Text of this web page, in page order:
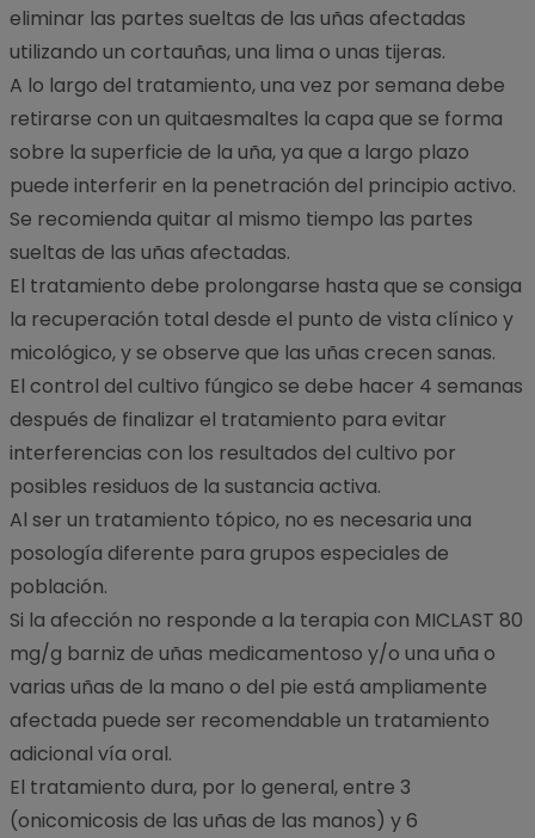
eliminar las partes sueltas de las uñas afectadas
utilizando un cortauñas, una lima o unas tijeras.
A lo largo del tratamiento, una vez por semana debe
retirarse con un quitaesmaltes la capa que se forma
sobre la superficie de la uña, ya que a largo plazo
puede interferir en la penetración del principio activo.
Se recomienda quitar al mismo tiempo las partes
sueltas de las uñas afectadas.
El tratamiento debe prolongarse hasta que se consiga
la recuperación total desde el punto de vista clínico y
micológico, y se observe que las uñas crecen sanas.
El control del cultivo fúngico se debe hacer 4 semanas
después de finalizar el tratamiento para evitar
interferencias con los resultados del cultivo por
posibles residuos de la sustancia activa.
Al ser un tratamiento tópico, no es necesaria una
posología diferente para grupos especiales de
población.
Si la afección no responde a la terapia con MICLAST 80
mg/g barniz de uñas medicamentoso y/o una uña o
varias uñas de la mano o del pie está ampliamente
afectada puede ser recomendable un tratamiento
adicional vía oral.
El tratamiento dura, por lo general, entre 3
(onicomicosis de las uñas de las manos) y 6